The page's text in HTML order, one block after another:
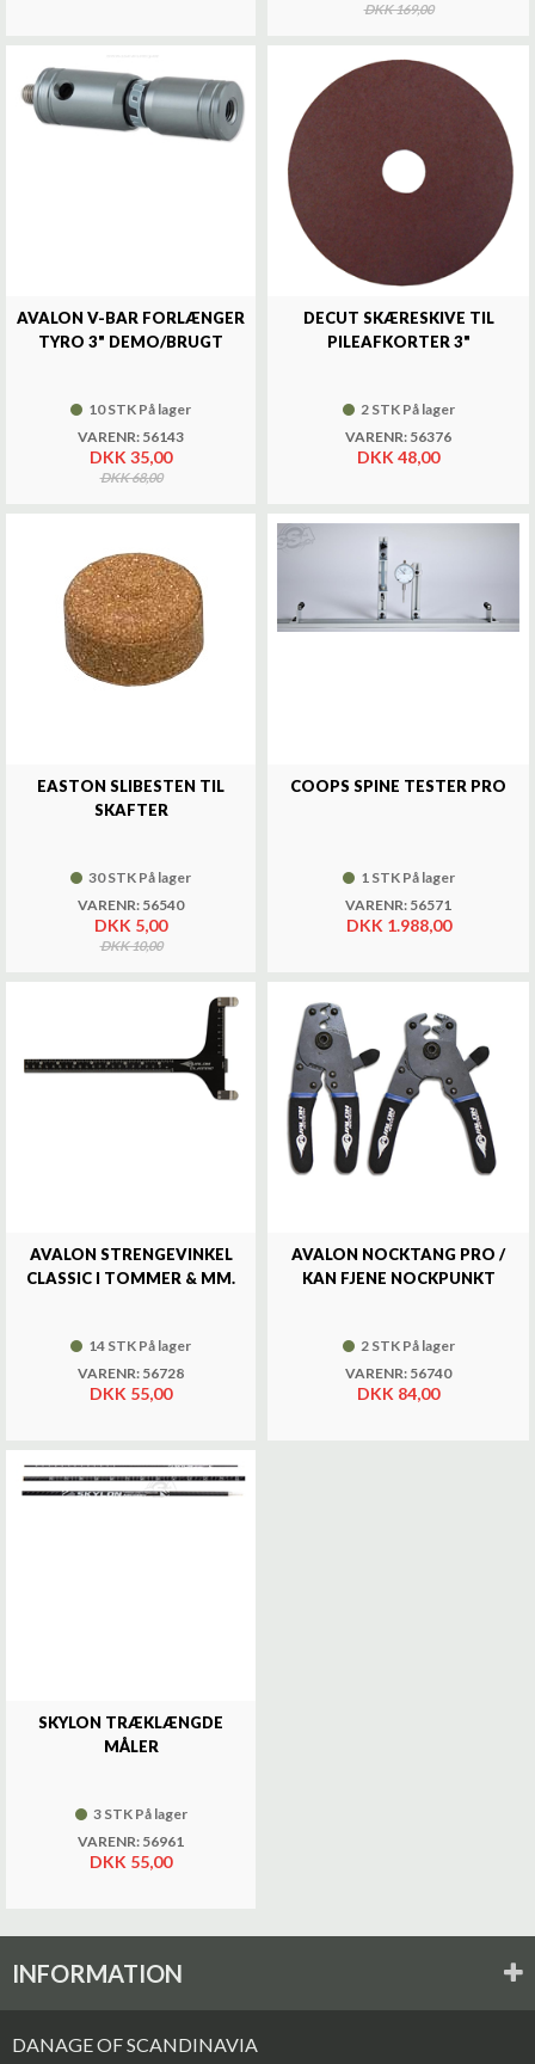
DKK 169,00
AVALON V-BAR FORLÆNGER
TYRO 3" DEMO/BRUGT
10 STK På lager
VARENR: 56143
DKK 35,00
DKK 68,00
DECUT SKÆRESKIVE TIL
PILEAFKORTER 3"
2 STK På lager
VARENR: 56376
DKK 48,00
EASTON SLIBESTEN TIL
SKAFTER
30 STK På lager
VARENR: 56540
DKK 5,00
DKK 10,00
COOPS SPINE TESTER PRO
1 STK På lager
VARENR: 56571
DKK 1.988,00
AVALON STRENGEVINKEL
CLASSIC I TOMMER & MM.
14 STK På lager
VARENR: 56728
DKK 55,00
AVALON NOCKTANG PRO /
KAN FJENE NOCKPUNKT
2 STK På lager
VARENR: 56740
DKK 84,00
SKYLON TRÆKLÆNGDE
MÅLER
3 STK På lager
VARENR: 56961
DKK 55,00
INFORMATION
DANAGE OF SCANDINAVIA